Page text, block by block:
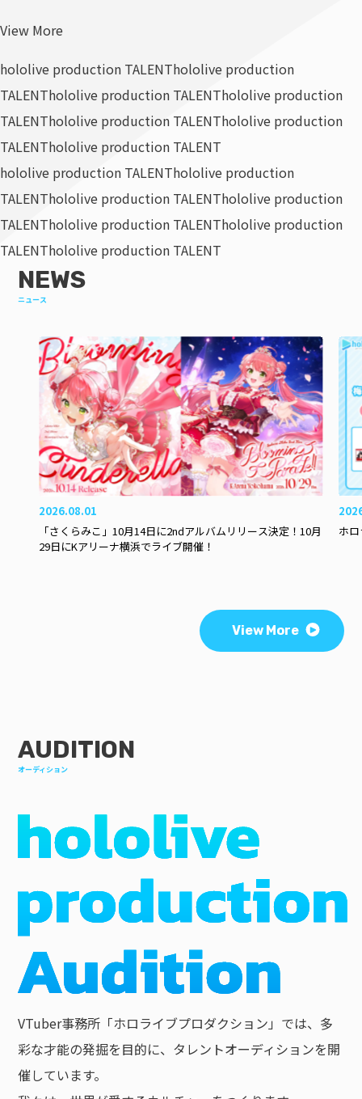
View More
hololive production TALENThololive production
TALENThololive production TALENThololive production
TALENThololive production TALENThololive production
TALENThololive production TALENT
hololive production TALENThololive production
TALENThololive production TALENThololive production
TALENThololive production TALENThololive production
TALENThololive production TALENT
NEWS
ニュース
2026.08.01
「さくらみこ」10月14日に2ndアルバムリリース決定！10月
29日にKアリーナ横浜でライブ開催！
ホ
View More
AUDITION
オーディション
VTuber事務所「ホロライブプロダクション」では、多
彩な才能の発掘を目的に、タレントオーディションを開
催しています。